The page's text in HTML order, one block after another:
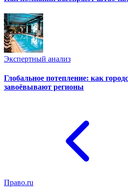
Экспертный анализ
Глобальное потепление: как
завоёвывают регионы
Право.ru